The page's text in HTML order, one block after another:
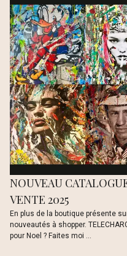
NOUVEAU
VENTE 2025
En plus de la boutique présente
nouveautés à shopper.
pour Noel ? Faites moi ...